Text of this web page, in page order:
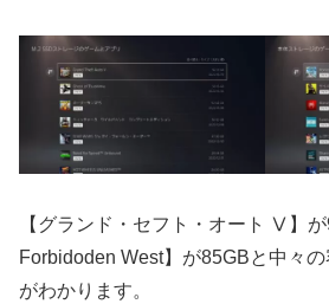
【グランド・セフト・オート Ⅴ】
Forbidoden West】が85GBと中々
がわかります。